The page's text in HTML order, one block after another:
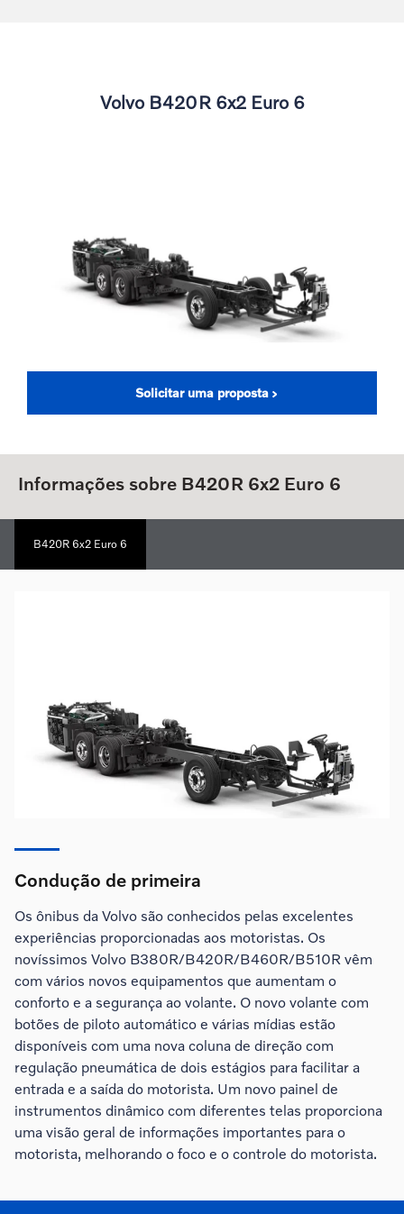
Volvo B420R 6x2 Euro 6
Solicitar uma proposta
Informações sobre B420R 6x2 Euro 6
B420R 6x2 Euro 6
Condução de primeira
Os ônibus da Volvo são conhecidos pelas excelentes
experiências proporcionadas aos motoristas. Os
novíssimos Volvo B380R/B420R/B460R/B510R vêm
com vários novos equipamentos que aumentam o
conforto e a segurança ao volante. O novo volante com
botões de piloto automático e várias mídias estão
disponíveis com uma nova coluna de direção com
regulação pneumática de dois estágios para facilitar a
entrada e a saída do motorista. Um novo painel de
instrumentos dinâmico com diferentes telas proporciona
uma visão geral de informações importantes para o
motorista, melhorando o foco e o controle do motorista.